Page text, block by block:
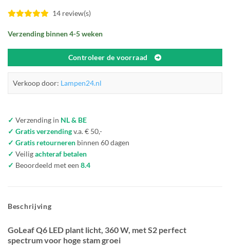
14 review(s)
Verzending binnen 4-5 weken
Controleer de voorraad
Verkoop door: Lampen24.nl
✓ Verzending in NL & BE
✓ Gratis verzendingv.a. € 50,-
✓ Gratis retourneren binnen 60 dagen
✓ Veiligachteraf betalen
✓ Beoordeeld met een 8.4
Beschrijving
GoLeaf Q6 LED plant licht, 360 W, met S2 perfect
spectrum voor hoge stam groei